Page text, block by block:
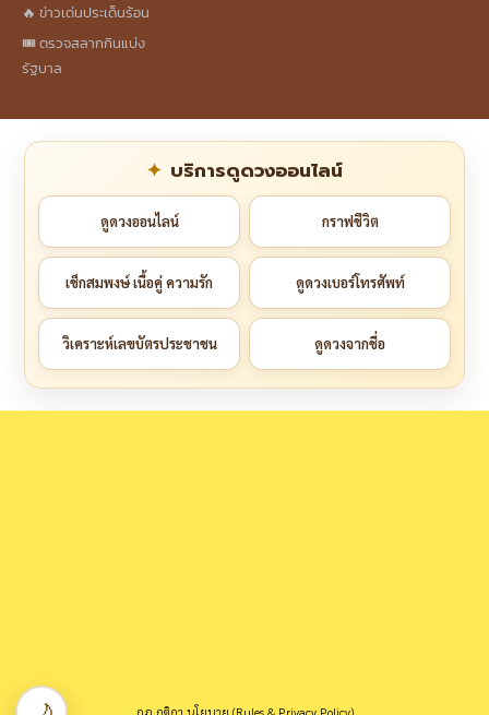
🔥 ข่าวเด่นประเด็นร้อน
🎟️ ตรวจสลากกินแบ่ง
รัฐบาล
บริการดูดวงออนไลน์
ดูดวงออนไลน์ กราฟชีวิต
เช็กสมพงษ์ เนื้อคู่ ความรัก ดูดวงเบอร์โทรศัพท์
วิเคราะห์เลขบัตรประชาชน ดูดวงจากชื่อ